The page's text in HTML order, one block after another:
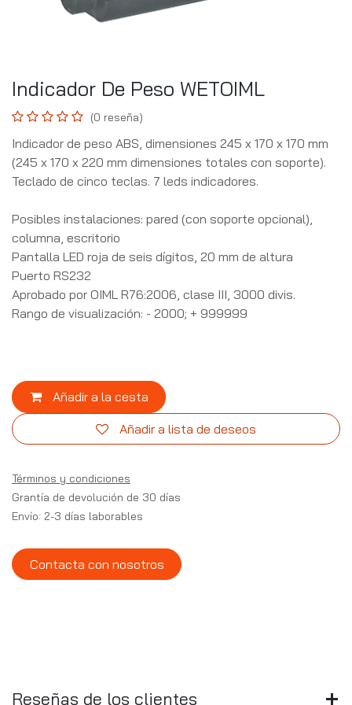
Indicador De Peso WETOIML
(0 reseña)
Indicador de peso ABS, dimensiones 245 x 170 x 170 mm
(245 x 170 x 220 mm dimensiones totales con soporte).
Teclado de cinco teclas. 7 leds indicadores.
Posibles instalaciones: pared (con soporte opcional),
columna, escritorio
Pantalla LED roja de seis dígitos, 20 mm de altura
Puerto RS232
Aprobado por OIML R76:2006, clase III, 3000 divis.
Rango de visualización: - 2000; + 999999
Añadir a la cesta
Añadir a lista de deseos
Términos y condiciones
Grantía de devolución de 30 días
Envío: 2-3 días laborables
Contacta con nosotros
Reseñas de los clientes